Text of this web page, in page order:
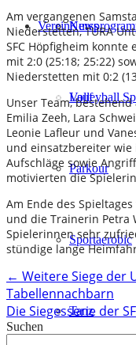
Lauf
Parkour
Sportaerobic
Tanz
News
Volleyball
Verein
Am vergangenen
Niederstetten, TURA
SFC Höpfigheim konnte
mit 2:0 (25:18; 25:22)
Niederstetten mit 0:2
Unser Team,
Emilia Zeeh, Lara
Leonie Lafleur und
und einsatzbereiter
Aufschläge sowie
motivierten die
Am Ende des
und die Trainerin Petra
Spielerinnen sehr
stündige lange
Post
navigation
← Weitere Siege der
Tabellennachbarn
Die Siegesserie der
Suchen